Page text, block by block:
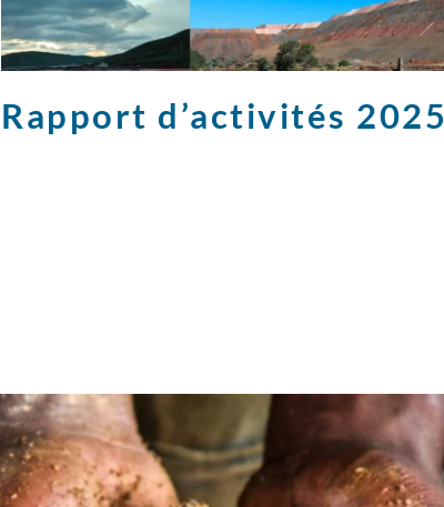
Rapport d’activités 2025